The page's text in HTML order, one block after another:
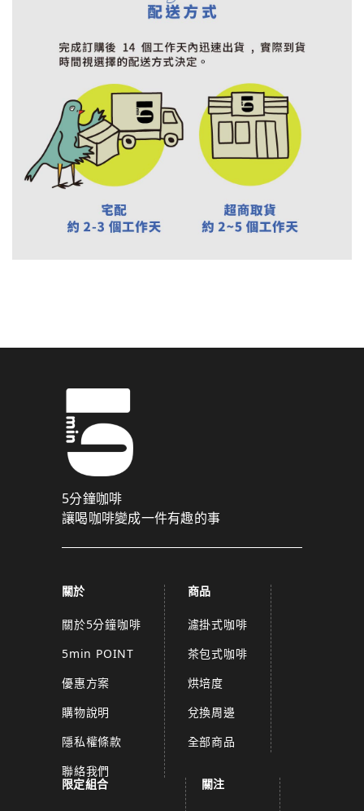
5分鐘咖啡
讓喝咖啡變成一件有趣的事
關於
關於5分鐘咖啡
5min POINT
優惠方案
購物說明
隱私權條款
聯絡我們
商品
濾掛式咖啡
茶包式咖啡
烘培度
兌換周邊
全部商品
限定組合 關注